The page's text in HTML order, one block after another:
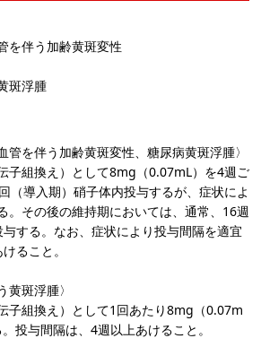
を伴う加齢黄斑変性
斑浮腫
管を伴う加齢黄斑変性、糖尿病黄斑浮腫〉
子組換え）として8mg（0.07mL）を4週ご
（導入期）硝子体内投与するが、症状によ
。その後の維持期においては、通常、16週
する。なお、症状により投与間隔を適宜
ること。
黄斑浮腫〉
子組換え）として1回あたり8mg（0.07m
投与間隔は、4週以上あけること。